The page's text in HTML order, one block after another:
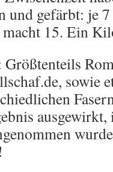
und gefärbt: je
15. Ein
Größtenteils
sowie